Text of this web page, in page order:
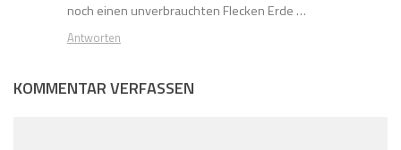
noch einen unverbrauchten Flecken Erde …
Antworten
KOMMENTAR VERFASSEN